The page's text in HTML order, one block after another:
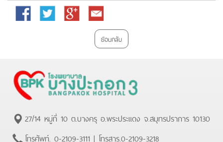
Facebook Twitter
Google
Email
ย้อนกลับ
27/14 หมู่ที่ 10 ต.บางครุ อ.พระประแดง จ.สมุทรปราการ 10130
โทรศัพท์. 0-2109-3111 | โทรสาร.0-2109-3218